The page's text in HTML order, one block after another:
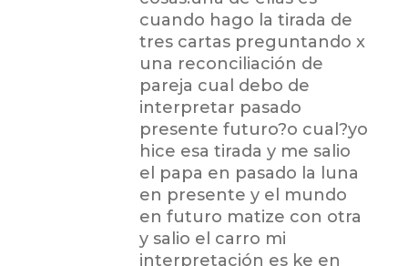
cuando hago la tirada de
tres cartas preguntando x
una reconciliación de
pareja cual debo de
interpretar pasado
presente futuro?o cual?yo
hice esa tirada y me salio
el papa en pasado la luna
en presente y el mundo
en futuro matize con otra
y salio el carro mi
interpretación es ke en